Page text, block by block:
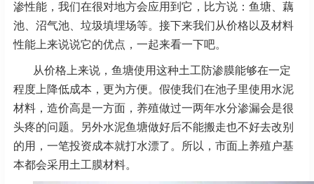
渗性能，我们在很对地方会应用到它，比方说：鱼塘、藕
池、沼气池、垃圾填埋场等。接下来我们从价格以及材料
性能上来说说它的优点，一起来看一下吧。
从价格上来说，鱼塘使用这种土工防渗膜能够在一定
程度上降低成本，更为方便。假使我们在池子里使用水泥
材料，造价高是一方面，养殖做过一两年水分渗漏会是很
头疼的问题。另外水泥鱼塘做好后不能搬走也不好去改别
的用，一笔投资成本就打水漂了。所以，市面上养殖户基
本都会采用土工膜材料。